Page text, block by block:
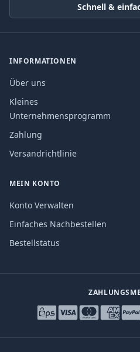
Schnell &
INFORMATIONEN
Über uns
Kleines
Unternehmensprogramm
Zahlung
Versandrichtlinie
MEIN KONTO
Konto Verwalten
Einfaches Nachbestellen
Bestellstatus